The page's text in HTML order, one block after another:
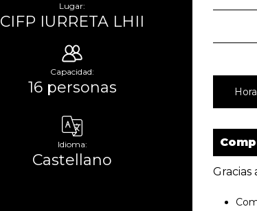
Lugar:
CIFP IURRETA LHII
Capacidad:
16 personas
Idioma:
Castellano